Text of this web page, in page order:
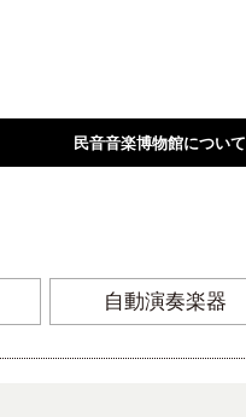
民音音楽博物館について
自動演奏楽器